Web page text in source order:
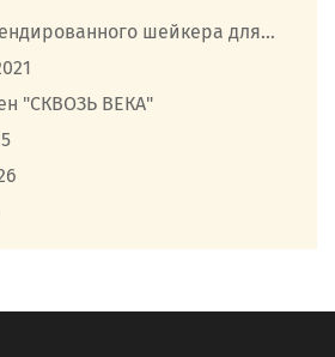
шейкера для...
"СКВОЗЬ ВЕКА"